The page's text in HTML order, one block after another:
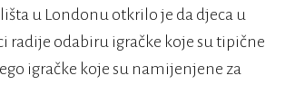
u Londonu otkrilo je da djeca u
radije odabiru igračke koje su tipične
igračke koje su namijenjene za